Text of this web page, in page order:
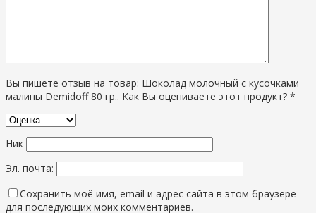
Вы пишете отзыв на товар: Шоколад молочный с кусочками
малины Demidoff 80 гр.. Как Вы оцениваете этот продукт? *
Ник
Эл. почта:
Сохранить моё имя, email и адрес сайта в этом браузере
для последующих моих комментариев.